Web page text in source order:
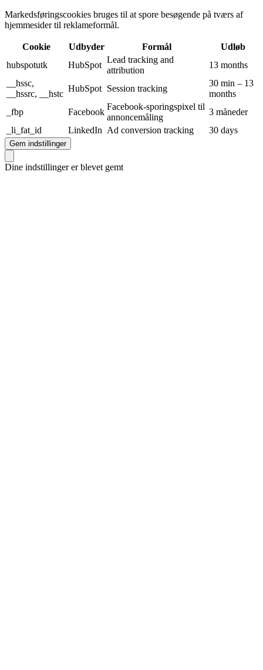
Markedsføringscookies bruges til at spore besøgende på tværs af
hjemmesider til reklameformål.
Cookie Udbyder Formål
Udløb
hubspotutk
HubSpot
Lead tracking and
attribution
13 months
__hssc,
__hssrc, __hstc
HubSpot Session tracking
30 min – 13
months
_fbp
Facebook
Facebook-sporingspixel til
annoncemåling
3 måneder
_li_fat_id
LinkedIn Ad conversion tracking 30 days
Gem indstillinger
Dine indstillinger er blevet gemt